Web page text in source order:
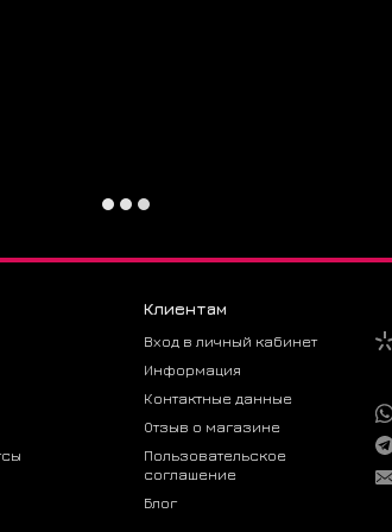
Да,
Как
Чистить
спреем.
krosbery
Клиентам
Вход в личный кабинет
Информация
Контактные данные
Отзыв о магазине
Пользовательское
соглашение
Блог